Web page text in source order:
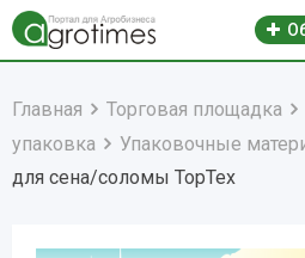
Главная Торговая площадка
упаковка
Упаковочные
для сена/соломы TopTex